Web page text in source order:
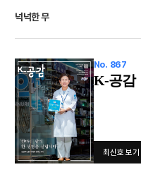
넉넉한 무
No. 867
K-공감
최신호 보기